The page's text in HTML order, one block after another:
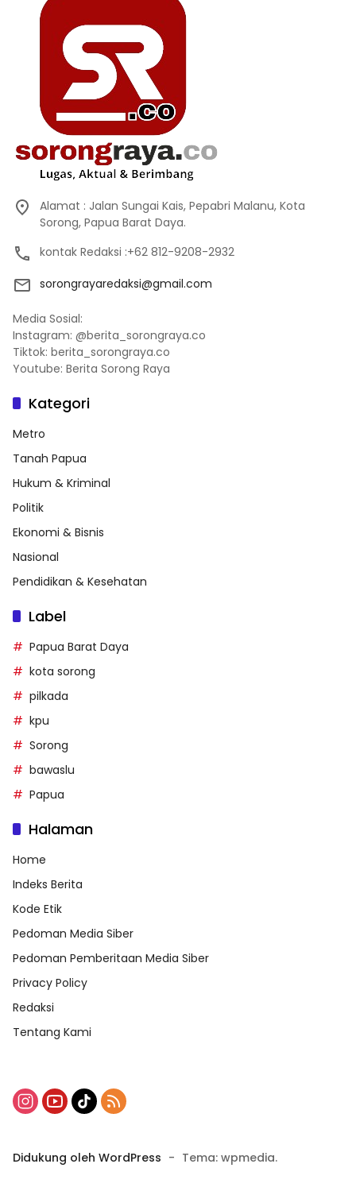
Alamat : Jalan Sungai Kais, Pepabri Malanu, Kota
Sorong, Papua Barat Daya.
kontak Redaksi :+62 812-9208-2932
sorongrayaredaksi@gmail.com
Media Sosial:
Instagram: @berita_sorongraya.co
Tiktok: berita_sorongraya.co
Youtube: Berita Sorong Raya
Kategori
Metro
Tanah Papua
Hukum & Kriminal
Politik
Ekonomi & Bisnis
Nasional
Pendidikan & Kesehatan
Label
Papua Barat Daya
kota sorong
pilkada
kpu
Sorong
bawaslu
Papua
Halaman
Home
Indeks Berita
Kode Etik
Pedoman Media Siber
Pedoman Pemberitaan Media Siber
Privacy Policy
Redaksi
Tentang Kami
Didukung oleh WordPress - Tema: wpmedia.